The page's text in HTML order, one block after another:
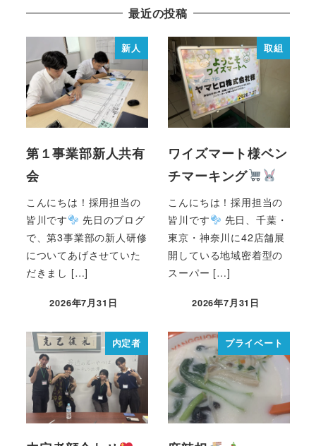
最近の投稿
新人
第１事業部新人共有
会
こんにちは！採用担当の
皆川です
先日のブログ
で、第3事業部の新人研修
についてあげさせていた
だきまし […]
2026年7月31日
取組
ワイズマート様ベン
チマーキング
こんにちは！採用担当の
皆川です
先日、千葉・
東京・神奈川に42店舗展
開している地域密着型の
スーパー […]
2026年7月31日
内定者 プライベート